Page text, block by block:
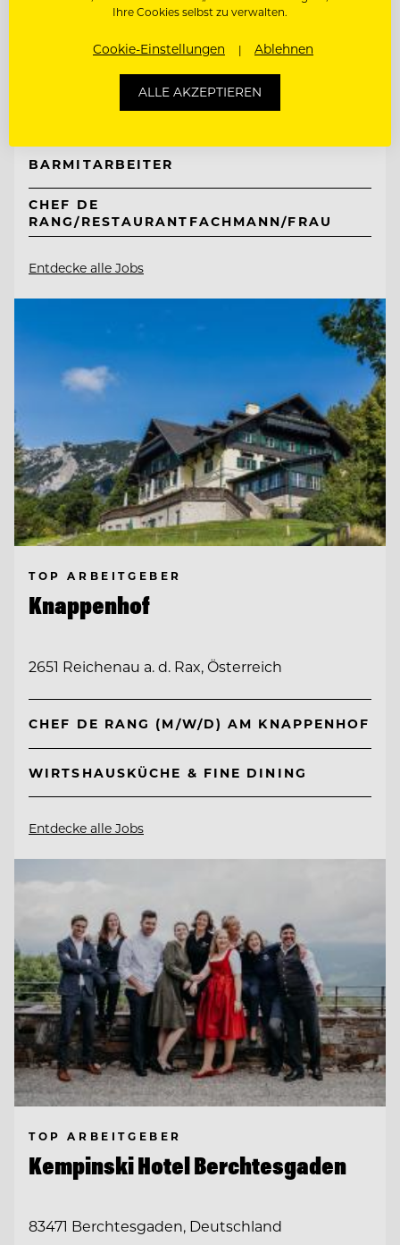
TOP ARBEITGEBER
Hotel Hochschober
BARMITARBEITER
CHEF DE
RANG/RESTAURANTFACHMANN/FRAU
Entdecke alle Jobs
TOP ARBEITGEBER
Knappenhof
2651 Reichenau a. d. Rax, Österreich
CHEF DE RANG (M/W/D) AM KNAPPENHOF
WIRTSHAUSKÜCHE & FINE DINING
Entdecke alle Jobs
TOP ARBEITGEBER
Kempinski Hotel Berchtesgaden
83471 Berchtesgaden, Deutschland
Ihre Cookies selbst zu verwalten.
Cookie-Einstellungen Ablehnen
ALLE AKZEPTIEREN